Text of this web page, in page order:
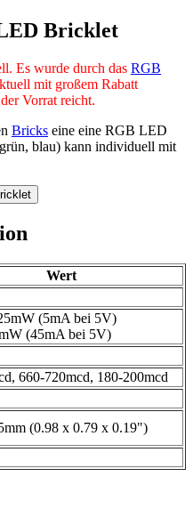
Bricklet
Es wurde durch das RGB
mit großem Rabatt
Vorrat reicht.
Bricks eine eine RGB LED
blau) kann individuell mit
Wert
(5mA bei 5V)
(45mA bei 5V)
660-720mcd, 180-200mcd
(0.98 x 0.79 x 0.19")